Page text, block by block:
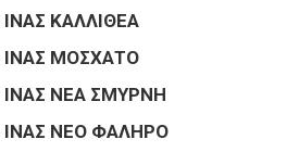
ΚΑΛΛΙΘΕΑ
ΙΝΑΣ ΜΟΣΧΑΤΟ
ΙΝΑΣ ΝΕΑ ΣΜΥΡΝΗ
ΙΝΑΣ ΝΕΟ ΦΑΛΗΡΟ